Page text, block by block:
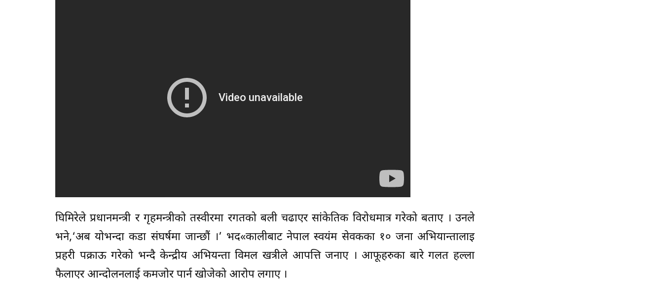
घिमिरेले प्रधानमन्त्री र गृहमन्त्रीको तस्वीरमा रगतको बली चढाएर सांकेतिक विरोधमात्र गरेको बताए । उनले
भने,‘अब योभन्दा कडा संघर्षमा जान्छौं ।’ भद«कालीबाट नेपाल स्वयंम सेवकका १० जना अभियान्तालाइ
प्रहरी पक्राऊ गरेको भन्दै केन्द्रीय अभियन्ता विमल खत्रीले आपत्ति जनाए । आफूहरुका बारे गलत हल्ला
फैलाएर आन्दोलनलाई कमजोर पार्न खोजेको आरोप लगाए ।